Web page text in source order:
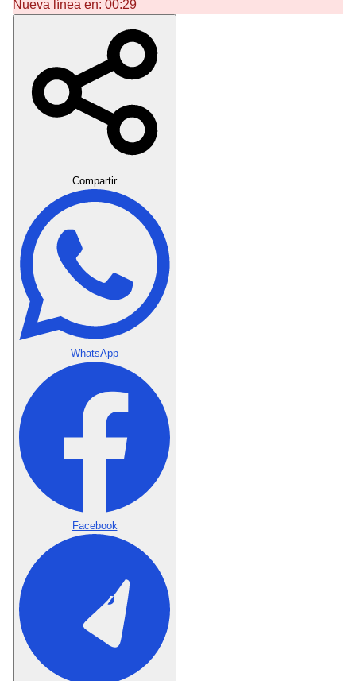
Nueva línea en: 00:29
Compartir
WhatsApp
Facebook